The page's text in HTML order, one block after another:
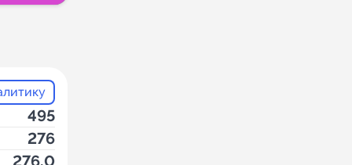
495
276
276.0